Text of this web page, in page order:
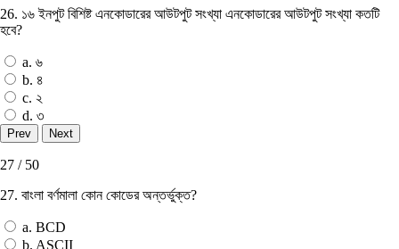
26. ১৬ ইনপুট বিশিষ্ট এনকোডারের আউটপুট সংখ্যা এনকোডারের আউটপুট সংখ্যা কতটি
হবে?
a. ৬
b. ৪
c. ২
d. ৩
27 / 50
27. বাংলা বর্ণমালা কোন কোডের অন্তর্ভুক্ত?
a. BCD
b. ASCII